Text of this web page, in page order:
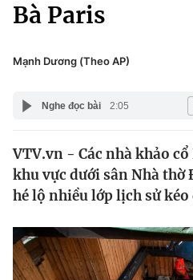
Xã hội
Pháp luật
Y tế
Thế giới
Tin tức
Thế giới đó đây
Câu chuyện quốc tế
Kinh tế
Tài chính
Thị trường
Dữ liệu và đời sống
Văn hóa - Giải trí
Công nghệ
Bà Paris
Mạnh Dương (Theo AP)
Nghe đọc bài 2:05
VTV.vn - Các nhà khảo
khu vực dưới sân Nhà thờ
hé lộ nhiều lớp lịch sử